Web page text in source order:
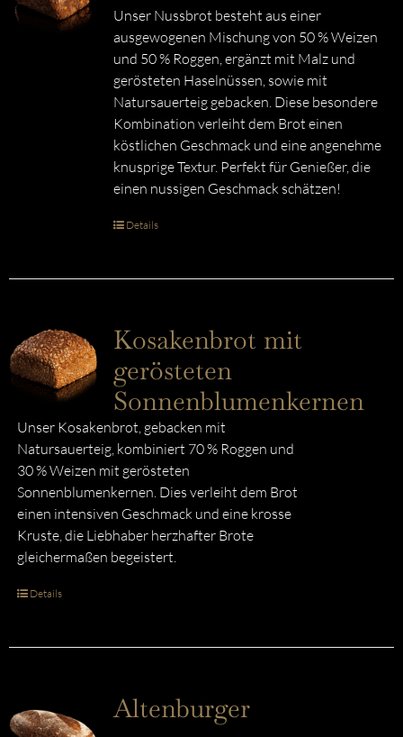
Unser Nussbrot besteht aus einer
ausgewogenen Mischung von 50 % Weizen
und 50 % Roggen, ergänzt mit Malz und
gerösteten Haselnüssen, sowie mit
Natursauerteig gebacken. Diese besondere
Kombination verleiht dem Brot einen
köstlichen Geschmack und eine angenehme
knusprige Textur. Perfekt für Genießer, die
einen nussigen Geschmack schätzen!
Details
Kosakenbrot mit
gerösteten
Sonnenblumenkernen
Unser Kosakenbrot, gebacken mit
Natursauerteig, kombiniert 70 % Roggen und
30 % Weizen mit gerösteten
Sonnenblumenkernen. Dies verleiht dem Brot
einen intensiven Geschmack und eine krosse
Kruste, die Liebhaber herzhafter Brote
gleichermaßen begeistert.
Details
Altenburger